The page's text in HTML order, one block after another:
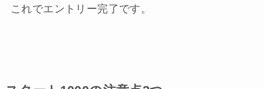
これでエントリー完了です。